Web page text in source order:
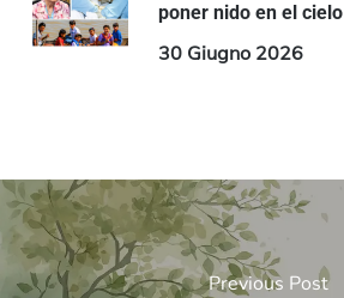
poner nido en el cielo
30 Giugno 2026
Previous Post